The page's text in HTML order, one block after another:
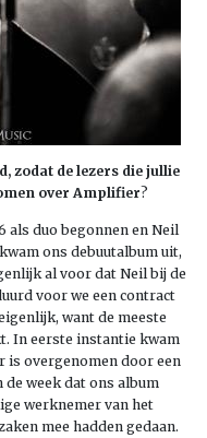
zodat de lezers die jullie
over Amplifier?
als duo begonnen en Neil
ons debuutalbum uit,
al voor dat Neil bij de
voor we een contract
want de meeste
In eerste instantie kwam
is overgenomen door een
week dat ons album
werknemer van het
mee hadden gedaan.